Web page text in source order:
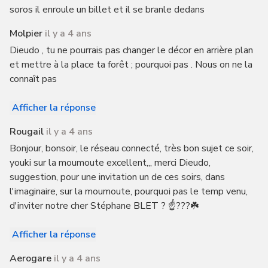
soros il enroule un billet et il se branle dedans
Molpier il y a 4 ans
Dieudo , tu ne pourrais pas changer le décor en arrière plan
et mettre à la place ta forêt ; pourquoi pas . Nous on ne la
connaît pas
Afficher la réponse
Rougail il y a 4 ans
Bonjour, bonsoir, le réseau connecté, très bon sujet ce soir,
youki sur la moumoute excellent,,, merci Dieudo,
suggestion, pour une invitation un de ces soirs, dans
l'imaginaire, sur la moumoute, pourquoi pas le temp venu,
d'inviter notre cher Stéphane BLET ? ☝️???☘️
Afficher la réponse
Aerogare il y a 4 ans